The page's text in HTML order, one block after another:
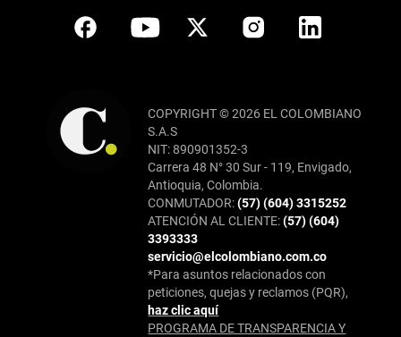
COPYRIGHT © 2026 EL COLOMBIANO
S.A.S
NIT: 890901352-3
Carrera 48 N° 30 Sur - 119, Envigado,
Antioquia, Colombia.
CONMUTADOR:(57) (604) 3315252
ATENCIÓN AL CLIENTE:(57) (604)
3393333
servicio@elcolombiano.com.co
*Para asuntos relacionados con
peticiones, quejas y reclamos (PQR),
haz clic aquí
PROGRAMA DE TRANSPARENCIA Y